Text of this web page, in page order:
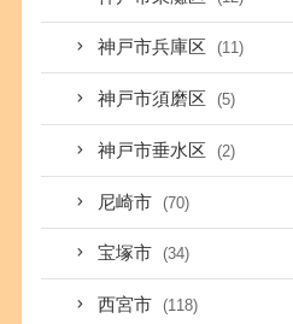
神戸市兵庫区 (11)
神戸市須磨区 (5)
神戸市垂水区 (2)
尼崎市 (70)
宝塚市 (34)
西宮市 (118)